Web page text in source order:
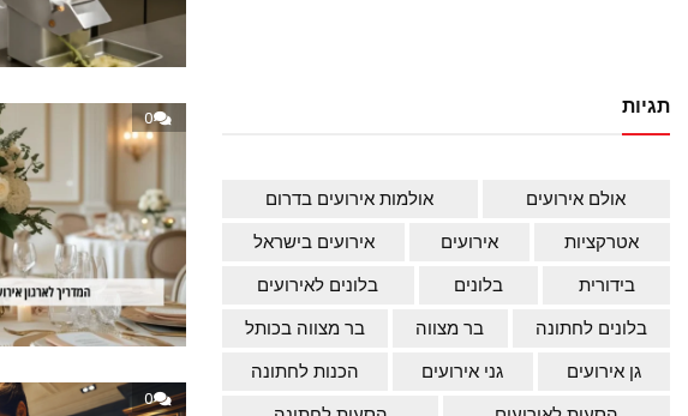
תגיות
אולם אירועים
אולמות אירועים בדרום
אטרקציות
אירועים
אירועים בישראל
בידורית
בלונים
בלונים לאירועים
בלונים לחתונה
בר מצווה
בר מצווה בכותל
גן אירועים
גני אירועים
הכנות לחתונה
0
0